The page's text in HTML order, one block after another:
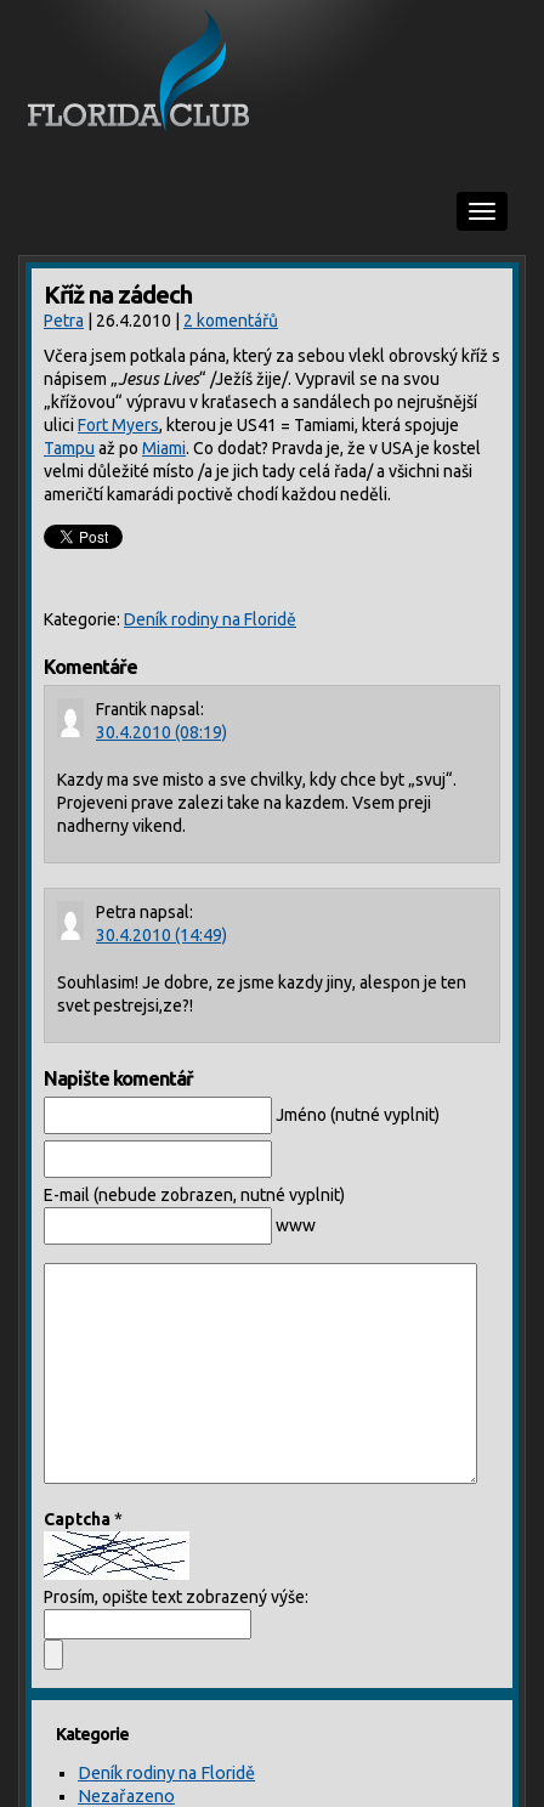
Menu
Kříž na zádech
Petra | 26.4.2010 | 2 komentářů
Včera jsem potkala pána, který za sebou vlekl obrovský kříž s
nápisem „Jesus Lives“ /Ježíš žije/. Vypravil se na svou
„křížovou“ výpravu v kraťasech a sandálech po nejrušnější
ulici Fort Myers, kterou je US41 = Tamiami, která spojuje
Tampu až po Miami. Co dodat? Pravda je, že v USA je kostel
velmi důležité místo /a je jich tady celá řada/ a všichni naši
američtí kamarádi poctivě chodí každou neděli.
Kategorie: Deník rodiny na Floridě
Komentáře
Frantiknapsal:
30.4.2010 (08:19)
Kazdy ma sve misto a sve chvilky, kdy chce byt „svuj“.
Projeveni prave zalezi take na kazdem. Vsem preji
nadherny vikend.
Petra napsal:
30.4.2010 (14:49)
Souhlasim! Je dobre, ze jsme kazdy jiny, alespon je ten
svet pestrejsi,ze?!
Napište komentář
Jméno (nutné vyplnit)
E-mail (nebude zobrazen, nutné vyplnit)
www
Captcha*
Prosím, opište text zobrazený výše:
Kategorie
Deník rodiny na Floridě
Nezařazeno